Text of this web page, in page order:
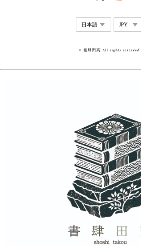
© 書肆田高 All rights reserved.